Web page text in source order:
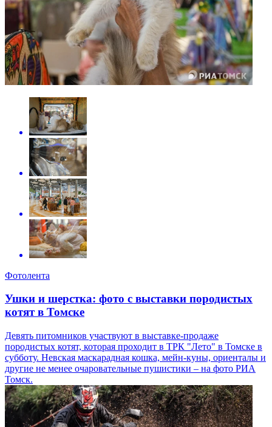
Фотолента
Ушки и шерстка: фото с выставки породистых
котят в Томске
Девять питомников участвуют в выставке-продаже
породистых котят, которая проходит в ТРК "Лето" в Томске в
субботу. Невская маскарадная кошка, мейн-куны, ориенталы и
другие не менее очаровательные пушистики – на фото РИА
Томск.